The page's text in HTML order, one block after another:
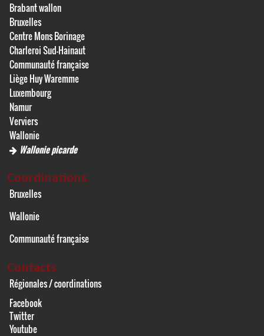
Brabant wallon
Bruxelles
Centre Mons Borinage
Charleroi Sud-Hainaut
Communauté française
Liège Huy Waremme
Luxembourg
Namur
Verviers
Wallonie
Wallonie picarde
Coordinations
Bruxelles
Wallonie
Communauté française
Contacts
Régionales / coordinations
Facebook
Twitter
Youtube